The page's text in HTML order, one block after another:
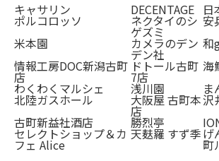
キャサリン DECENTAGE 日
ポルコロッソ ネクタイのシ
ゲズミ
安
米本園
カメラのデン
デン社
和
情報工房DOC新潟古町
店
ドトール古町
7店
海
わくわくマルシェ
浅川園 ま
北陸ガスホール 大阪屋 古町本
店
沢
古町新益社酒店
勝烈亭
セレクトショップ＆カ
フェ Alice
天麸羅 すず季げ
町